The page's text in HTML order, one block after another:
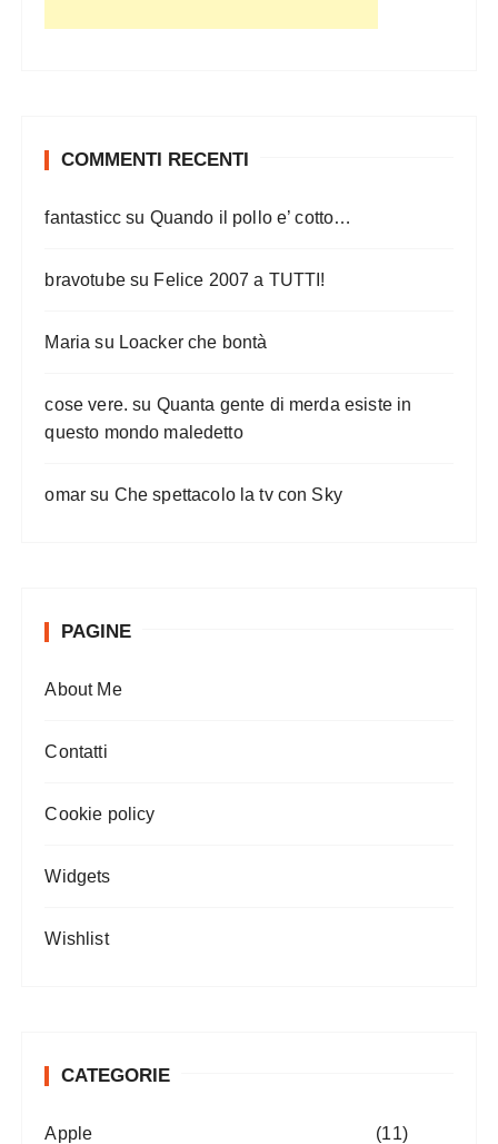
COMMENTI RECENTI
fantasticc su Quando il pollo e’ cotto…
bravotubesu Felice 2007 a TUTTI!
Maria su Loacker che bontà
cose vere. su Quanta gente di merda esiste in
questo mondo maledetto
omar su Che spettacolo la tv con Sky
PAGINE
About Me
Contatti
Cookie policy
Widgets
Wishlist
CATEGORIE
Apple (11)